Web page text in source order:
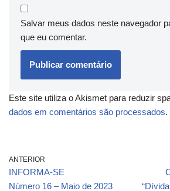
Salvar meus dados neste navegador
que eu comentar.
Este site utiliza o Akismet para reduzir
dados em comentários são processados.
ANTERIOR
INFORMA-SE
Número 16 – Maio de 2023